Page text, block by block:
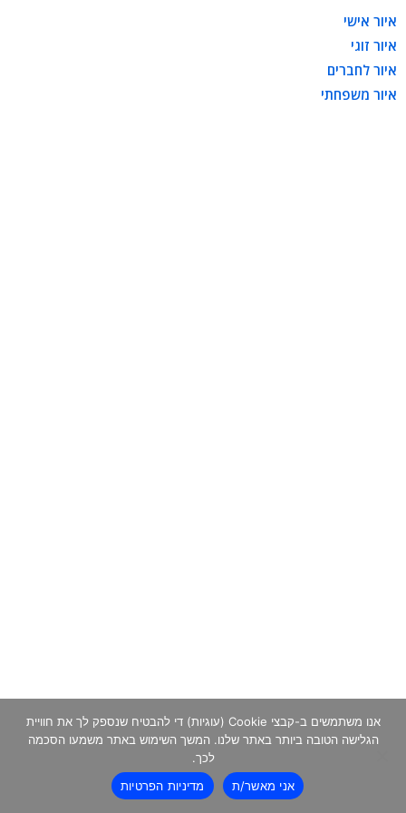
איור אישי
איור זוגי
איור לחברים
איור משפחתי
אנו משתמשים ב-קבצי Cookie (עוגיות) די להבטיח שנספק לך את חוויית
הגלישה הטובה ביותר באתר שלנו. המשך השימוש באתר משמעו הסכמה
לכך.
אני מאשר/ת
מדיניות הפרטיות